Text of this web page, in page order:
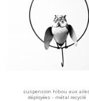
suspension hibou aux ailes
déployées - métal recyclé